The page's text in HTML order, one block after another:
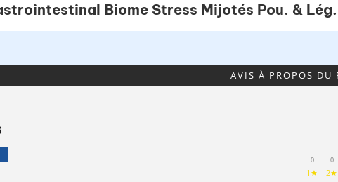
Biome Stress Mijotés Pou. &
AVIS À PROPOS DU
0
1★
0
2★